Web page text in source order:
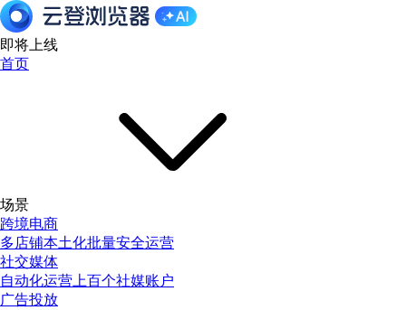
即将上线
首页
场景
跨境电商
多店铺本土化批量安全运营
社交媒体
自动化运营上百个社媒账户
广告投放